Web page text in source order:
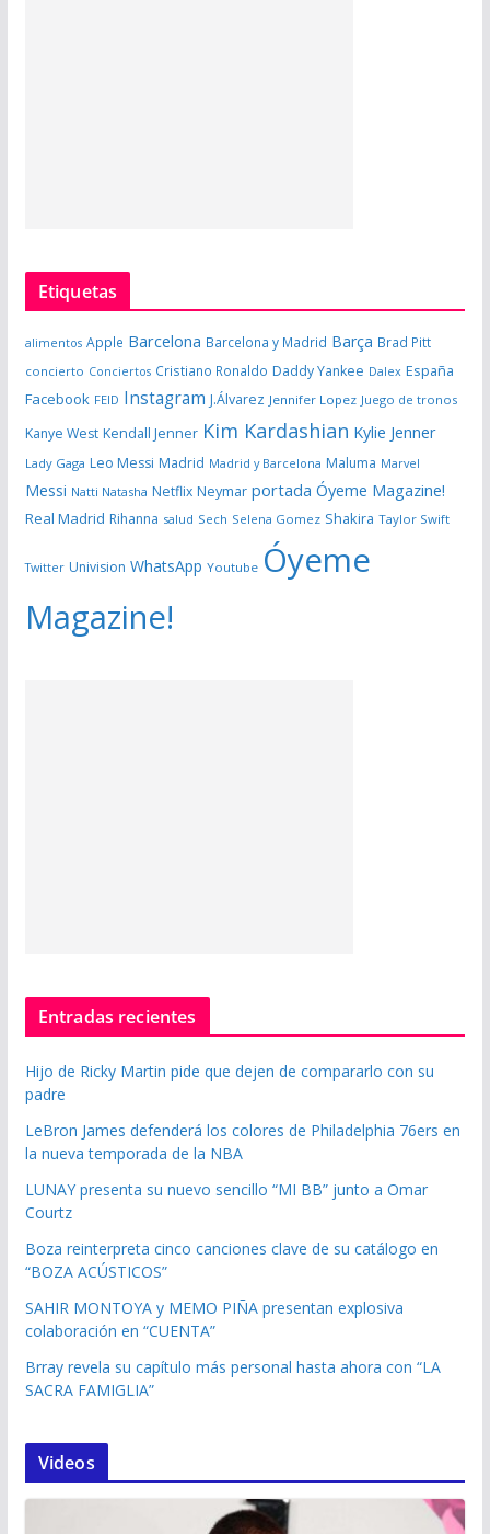
Etiquetas
alimentos Apple Barcelona Barcelona y Madrid Barça Brad Pitt
concierto Conciertos Cristiano Ronaldo Daddy Yankee Dalex España
Facebook FEID Instagram J.Álvarez Jennifer Lopez Juego de tronos
Kanye West Kendall Jenner Kim Kardashian Kylie Jenner
Lady Gaga Leo Messi Madrid Madrid y Barcelona Maluma Marvel
Messi Natti Natasha Netflix Neymar portada Óyeme Magazine!
Real Madrid Rihanna salud Sech Selena Gomez Shakira Taylor Swift
Twitter Univision WhatsApp Youtube Óyeme
Magazine!
Entradas recientes
Hijo de Ricky Martin pide que dejen de compararlo con su
padre
LeBron James defenderá los colores de Philadelphia 76ers en
la nueva temporada de la NBA
LUNAY presenta su nuevo sencillo “MI BB” junto a Omar
Courtz
Boza reinterpreta cinco canciones clave de su catálogo en
“BOZA ACÚSTICOS”
SAHIR MONTOYA y MEMO PIÑA presentan explosiva
colaboración en “CUENTA”
Brray revela su capítulo más personal hasta ahora con “LA
SACRA FAMIGLIA”
Videos